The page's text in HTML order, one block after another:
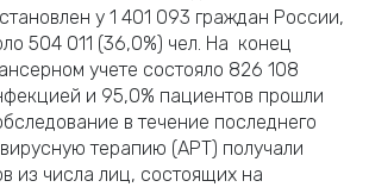
у 1 401 093 граждан России,
504 011 (36,0%) чел. На конец
учете состояло 826 108
и 95,0% пациентов прошли
в течение последнего
терапию (АРТ) получали
из числа лиц, состоящих на